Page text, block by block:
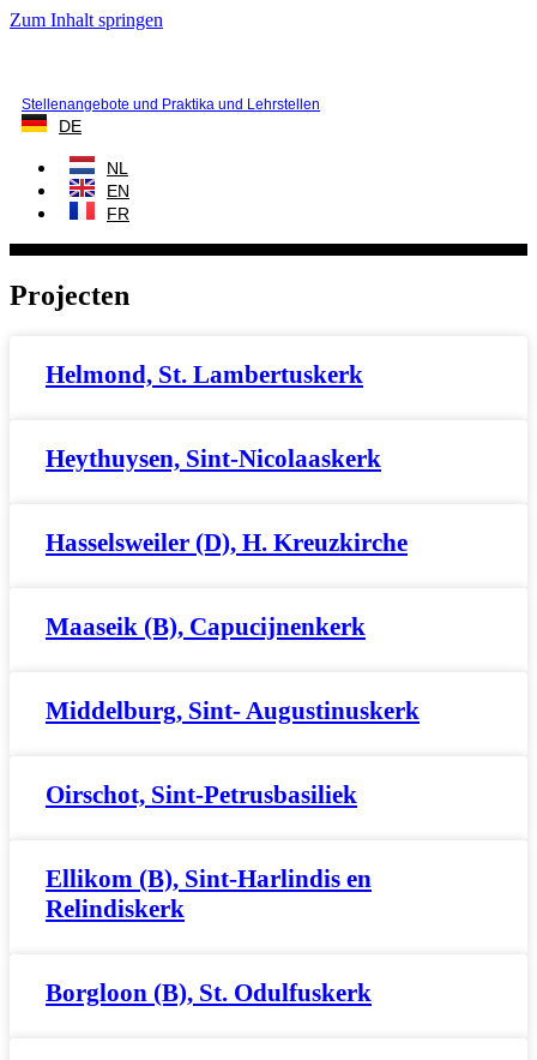
Zum Inhalt springen
Stellenangebote und Praktika und Lehrstellen
DE
NL
EN
FR
Projecten
Helmond, St. Lambertuskerk
Heythuysen, Sint-Nicolaaskerk
Hasselsweiler (D), H. Kreuzkirche
Maaseik (B), Capucijnenkerk
Middelburg, Sint- Augustinuskerk
Oirschot, Sint-Petrusbasiliek
Ellikom (B), Sint-Harlindis en
Relindiskerk
Borgloon (B), St. Odulfuskerk